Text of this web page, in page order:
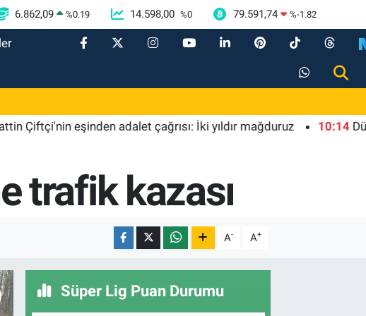
6.862,09 %0.19 14.598,00 %0 79.591,74 %-1.82
eşinden adalet çağrısı: İki yıldır mağduruz 10:14 Düzce
trafik kazası
A- A+
Süper Lig Puan Durumu